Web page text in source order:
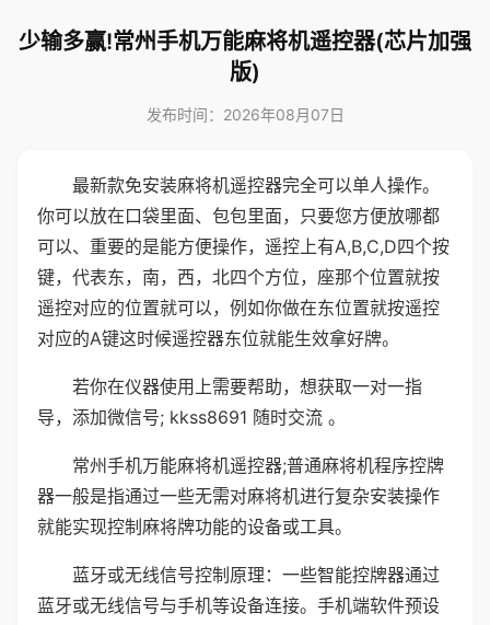
少输多赢!常州手机万能麻将机遥控器(芯片加强
版)
发布时间：2026年08月07日
最新款免安装麻将机遥控器完全可以单人操作。
你可以放在口袋里面、包包里面，只要您方便放哪都
可以、重要的是能方便操作，遥控上有A,B,C,D四个按
键，代表东，南，西，北四个方位，座那个位置就按
遥控对应的位置就可以，例如你做在东位置就按遥控
对应的A键这时候遥控器东位就能生效拿好牌。
若你在仪器使用上需要帮助，想获取一对一指
导，添加微信号; kkss8691 随时交流 。
常州手机万能麻将机遥控器;普通麻将机程序控牌
器一般是指通过一些无需对麻将机进行复杂安装操作
就能实现控制麻将牌功能的设备或工具。
蓝牙或无线信号控制原理：一些智能控牌器通过
蓝牙或无线信号与手机等设备连接。手机端软件预设